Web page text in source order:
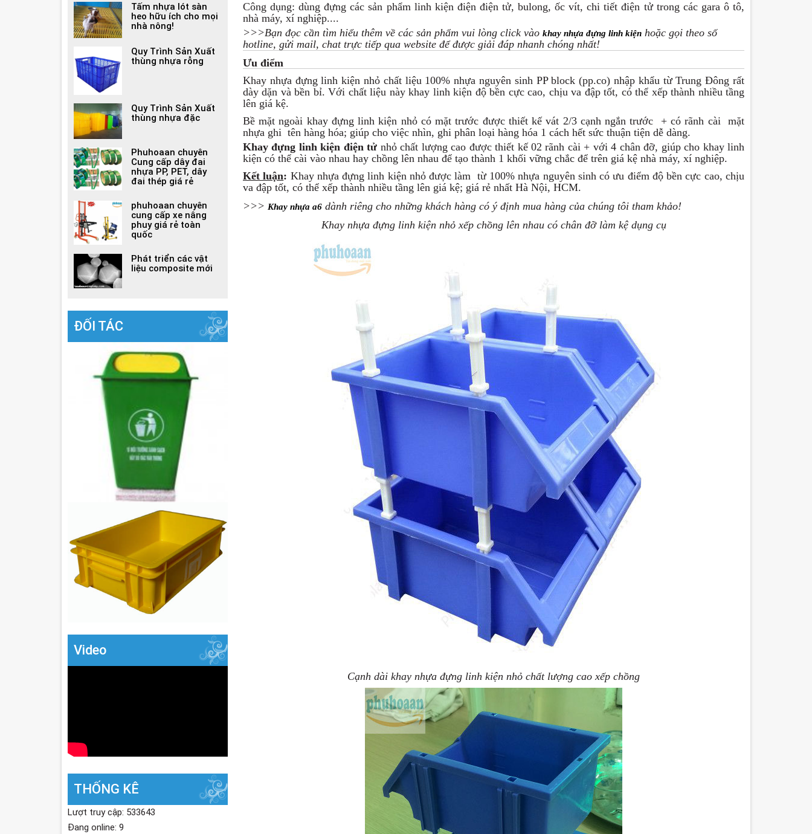
Công dụng: dùng đựng các sản phẩm linh kiện điện điện tử, bulong, ốc vít, chi tiết điện tử trong các gara ô tô,
nhà máy, xí nghiệp....
>>>Bạn đọc cần tìm hiểu thêm về các sản phẩm vui lòng click vào khay nhựa đựng linh kiện hoặc gọi theo số
hotline, gửi mail, chat trực tiếp qua website để được giải đáp nhanh chóng nhất!
Ưu điểm
Khay nhựa đựng linh kiện nhỏ chất liệu 100% nhựa nguyên sinh PP block (pp.co) nhập khẩu từ Trung Đông rất
dày dặn và bền bỉ. Với chất liệu này khay linh kiện độ bền cực cao, chịu va đập tốt, có thể xếp thành nhiều tầng
lên giá kệ.
Bề mặt ngoài khay đựng linh kiện nhỏ có mặt trước được thiết kế vát 2/3 cạnh ngắn trước + có rãnh cài mặt
nhựa ghi tên hàng hóa; giúp cho việc nhìn, ghi phân loại hàng hóa 1 cách hết sức thuận tiện dễ dàng.
Khay đựng linh kiện điện tử nhỏ chất lượng cao được thiết kế 02 rãnh cài + với 4 chân đỡ, giúp cho khay linh
kiện có thể cài vào nhau hay chồng lên nhau để tạo thành 1 khối vững chắc để trên giá kệ nhà máy, xí nghiệp.
Kết luận: Khay nhựa đựng linh kiện nhỏ được làm từ 100% nhựa nguyên sinh có ưu điểm độ bền cực cao, chịu
va đập tốt, có thể xếp thành nhiều tầng lên giá kệ; giá rẻ nhất Hà Nội, HCM.
>>> Khay nhựa a6 dành riêng cho những khách hàng có ý định mua hàng của chúng tôi tham khảo!
Khay nhựa đựng linh kiện nhỏ xếp chồng lên nhau có chân đỡ làm kệ dụng cụ
Cạnh dài khay nhựa đựng linh kiện nhỏ chất lượng cao xếp chồng
Tấm nhựa lót sàn
heo hữu ích cho mọi
nhà nông!
Quy Trình Sản Xuất
thùng nhựa rỗng
Quy Trình Sản Xuất
thùng nhựa đặc
Phuhoaan chuyên
Cung cấp dây đai
nhựa PP, PET, dây
đai thép giá rẻ
phuhoaan chuyên
cung cấp xe nâng
phuy giá rẻ toàn
quốc
Phát triển các vật
liệu composite mới
ĐỐI TÁC
Video
THỐNG KÊ
Lượt truy cập: 533643
Đang online: 9